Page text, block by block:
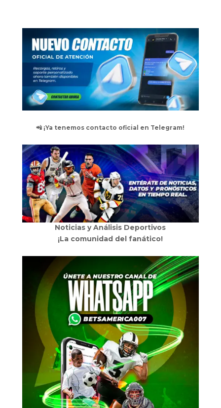
📲 ¡Ya tenemos contacto oficial en Telegram!
Noticias y Análisis Deportivos
¡La comunidad del fanático!